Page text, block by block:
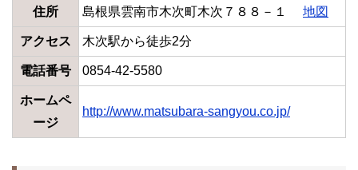
住所 島根県雲南市木次町木次７８８－１ 地図
アクセス 木次駅から徒歩2分
電話番号 0854-42-5580
ホームペ
ージ
http://www.matsubara-sangyou.co.jp/